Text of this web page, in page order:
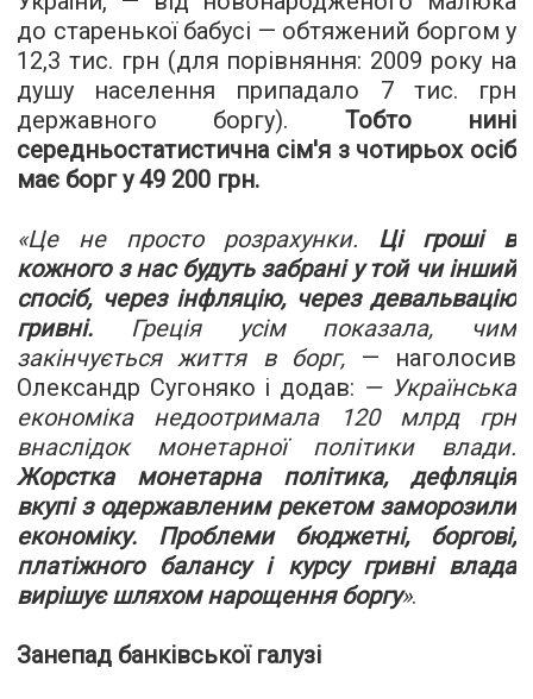
до старенької бабусі — обтяжений боргом у
12,3 тис. грн (для порівняння: 2009 року на
душу населення припадало 7 тис. грн
державного боргу). Тобто нині
середньостатистична сім'я з чотирьох осіб
має борг у 49 200 грн.
«Це не просто розрахунки. Ці гроші в
кожного з нас будуть забрані у той чи інший
спосіб, через інфляцію, через девальвацію
гривні. Греція усім показала, чим
закінчується життя в борг, — наголосив
Олександр Сугоняко і додав: — Українська
економіка недоотримала 120 млрд грн
внаслідок монетарної політики влади.
Жорстка монетарна політика, дефляція
вкупі з одержавленим рекетом заморозили
економіку. Проблеми бюджетні, боргові,
платіжного балансу і курсу гривні влада
вирішує шляхом нарощення боргу».
Занепад банківської галузі